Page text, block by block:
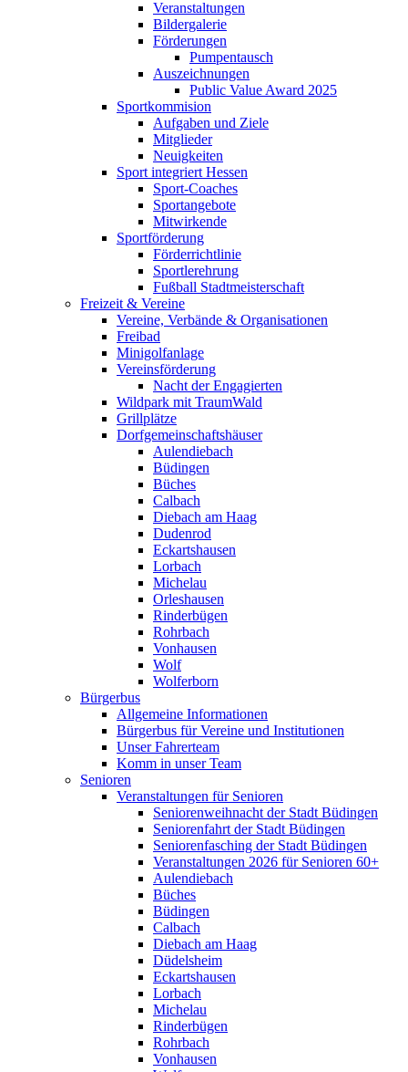
Veranstaltungen
Bildergalerie
Förderungen
Pumpentausch
Auszeichnungen
Public Value Award 2025
Sportkommision
Aufgaben und Ziele
Mitglieder
Neuigkeiten
Sport integriert Hessen
Sport-Coaches
Sportangebote
Mitwirkende
Sportförderung
Förderrichtlinie
Sportlerehrung
Fußball Stadtmeisterschaft
Freizeit & Vereine
Vereine, Verbände & Organisationen
Freibad
Minigolfanlage
Vereinsförderung
Nacht der Engagierten
Wildpark mit TraumWald
Grillplätze
Dorfgemeinschaftshäuser
Aulendiebach
Büdingen
Büches
Calbach
Diebach am Haag
Dudenrod
Eckartshausen
Lorbach
Michelau
Orleshausen
Rinderbügen
Rohrbach
Vonhausen
Wolf
Wolferborn
Bürgerbus
Allgemeine Informationen
Bürgerbus für Vereine und Institutionen
Unser Fahrerteam
Komm in unser Team
Senioren
Veranstaltungen für Senioren
Seniorenweihnacht der Stadt Büdingen
Seniorenfahrt der Stadt Büdingen
Seniorenfasching der Stadt Büdingen
Veranstaltungen 2026 für Senioren 60+
Aulendiebach
Büches
Büdingen
Calbach
Diebach am Haag
Düdelsheim
Eckartshausen
Lorbach
Michelau
Rinderbügen
Rohrbach
Vonhausen